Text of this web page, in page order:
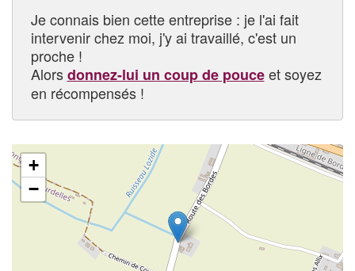
Je connais bien cette entreprise : je l'ai fait
intervenir chez moi, j'y ai travaillé, c'est un
proche !
Alorsdonnez-lui un coup de pouceet soyez
en récompensés !
+
−